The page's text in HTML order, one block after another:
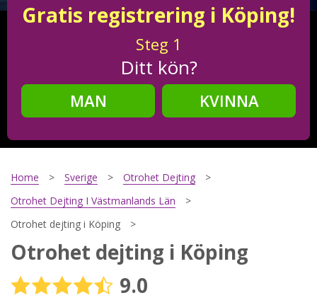
Gratis registrering i Köping!
Steg 1
Ditt kön?
MAN
KVINNA
Steg2
Steg3
Din mailadress?
Home Sverige
Otrohet Dejting
Otrohet Dejting I Västmanlands Län
Otrohet dejting i Köping
Otrohet dejting i Köping
9.0